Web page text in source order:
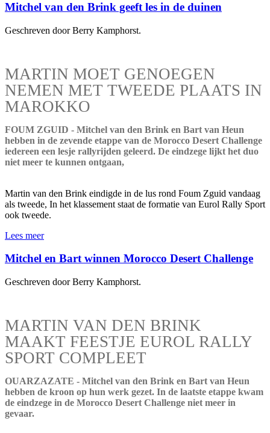
Mitchel van den Brink geeft les in de duinen
Geschreven door Berry Kamphorst.
MARTIN MOET GENOEGEN
NEMEN MET TWEEDE PLAATS IN
MAROKKO
FOUM ZGUID - Mitchel van den Brink en Bart van Heun
hebben in de zevende etappe van de Morocco Desert Challenge
iedereen een lesje rallyrijden geleerd. De eindzege lijkt het duo
niet meer te kunnen ontgaan,
Martin van den Brink eindigde in de lus rond Foum Zguid vandaag
als tweede, In het klassement staat de formatie van Eurol Rally Sport
ook tweede.
Lees meer
Mitchel en Bart winnen Morocco Desert Challenge
Geschreven door Berry Kamphorst.
MARTIN VAN DEN BRINK
MAAKT FEESTJE EUROL RALLY
SPORT COMPLEET
OUARZAZATE - Mitchel van den Brink en Bart van Heun
hebben de kroon op hun werk gezet. In de laatste etappe kwam
de eindzege in de Morocco Desert Challenge niet meer in
gevaar.